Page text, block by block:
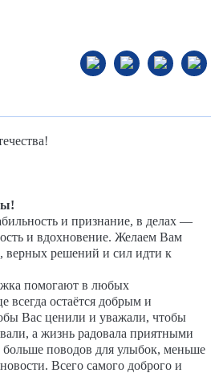
и признание, в делах —
и вдохновение. Желаем Вам
верных решений и сил идти к
помогают в любых
всегда остаётся добрым и
Вас ценили и уважали, чтобы
а жизнь радовала приятными
поводов для улыбок, меньше
Всего самого доброго и